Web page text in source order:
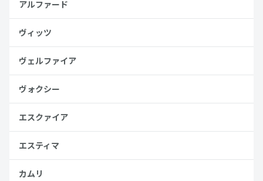
アルファード
ヴィッツ
ヴェルファイア
ヴォクシー
エスクァイア
エスティマ
カムリ